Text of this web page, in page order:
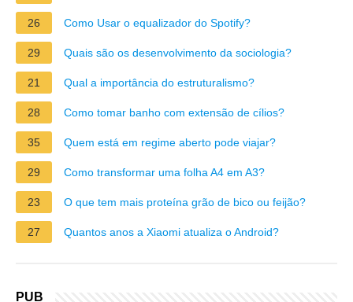
26 Como Usar o equalizador do Spotify?
29 Quais são os desenvolvimento da sociologia?
21 Qual a importância do estruturalismo?
28 Como tomar banho com extensão de cílios?
35 Quem está em regime aberto pode viajar?
29 Como transformar uma folha A4 em A3?
23 O que tem mais proteína grão de bico ou feijão?
27 Quantos anos a Xiaomi atualiza o Android?
PUB